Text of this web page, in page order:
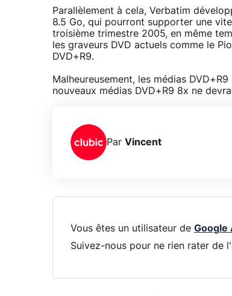
Parallèlement à cela, Verbatim
8.5 Go, qui pourront supporter une
troisième trimestre 2005, en même
les graveurs DVD actuels comme le
DVD+R9.
Malheureusement, les médias
nouveaux médias DVD+R9 8x ne
Par Vincent
Vous êtes un utilisateur de Google
Suivez-nous pour ne rien rater de